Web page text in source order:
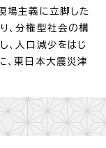
場主義に立脚した
、分権型社会の構
、人口減少をはじ
、東日本大震災津